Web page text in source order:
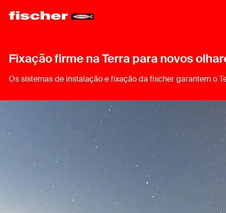
Fixação firme na Terra para novos
Os sistemas de instalação e fixação da fischer garantem o